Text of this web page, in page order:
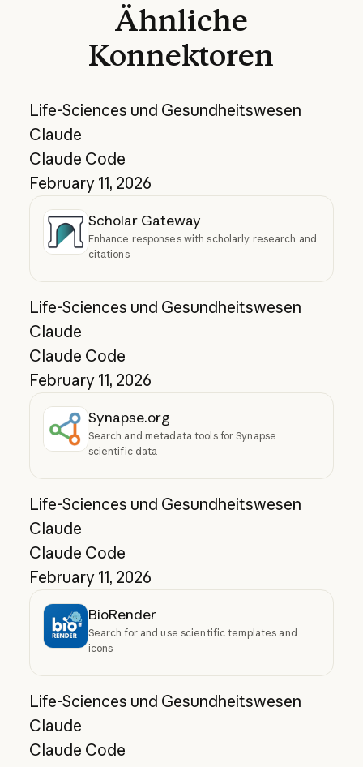
Ähnliche
Konnektoren
Life-Sciences und Gesundheitswesen
Claude
Claude Code
February 11, 2026
Scholar Gateway
Enhance responses with scholarly research and
citations
Life-Sciences und Gesundheitswesen
Claude
Claude Code
February 11, 2026
Synapse.org
Search and metadata tools for Synapse
scientific data
Life-Sciences und Gesundheitswesen
Claude
Claude Code
February 11, 2026
BioRender
Search for and use scientific templates and
icons
Life-Sciences und Gesundheitswesen
Claude
Claude Code